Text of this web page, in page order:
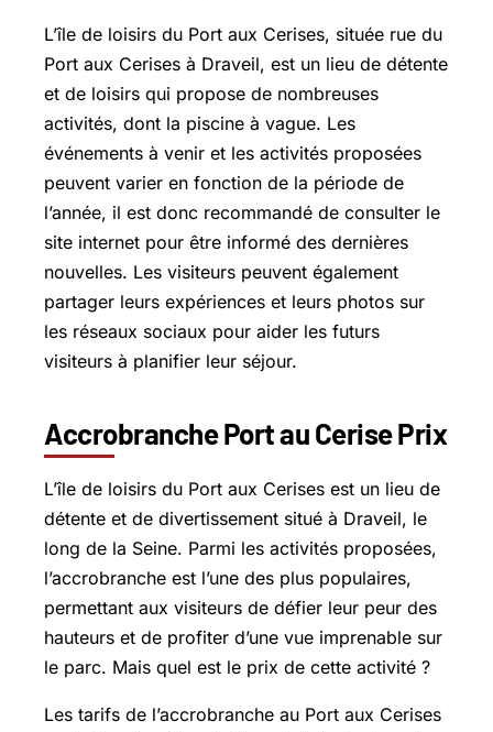
L’île de loisirs du Port aux Cerises, située rue du
Port aux Cerises à Draveil, est un lieu de détente
et de loisirs qui propose de nombreuses
activités, dont la piscine à vague. Les
événements à venir et les activités proposées
peuvent varier en fonction de la période de
l’année, il est donc recommandé de consulter le
site internet pour être informé des dernières
nouvelles. Les visiteurs peuvent également
partager leurs expériences et leurs photos sur
les réseaux sociaux pour aider les futurs
visiteurs à planifier leur séjour.
Accrobranche Port au Cerise Prix
L’île de loisirs du Port aux Cerises est un lieu de
détente et de divertissement situé à Draveil, le
long de la Seine. Parmi les activités proposées,
l’accrobranche est l’une des plus populaires,
permettant aux visiteurs de défier leur peur des
hauteurs et de profiter d’une vue imprenable sur
le parc. Mais quel est le prix de cette activité ?
Les tarifs de l’accrobranche au Port aux Cerises